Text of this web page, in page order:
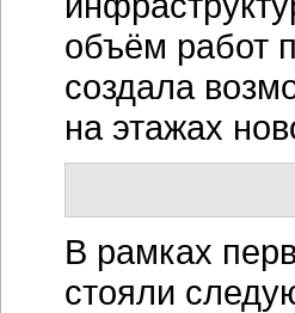
объём работ
создала
на этажах
В рамках
стояли